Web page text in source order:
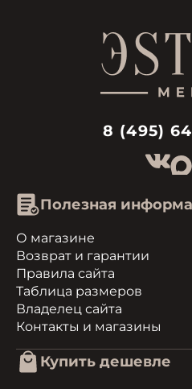
8 (495)
Полезная
О магазине
Возврат и гарантии
Правила сайта
Таблица размеров
Владелец сайта
Контакты и магазины
Купить дешевле